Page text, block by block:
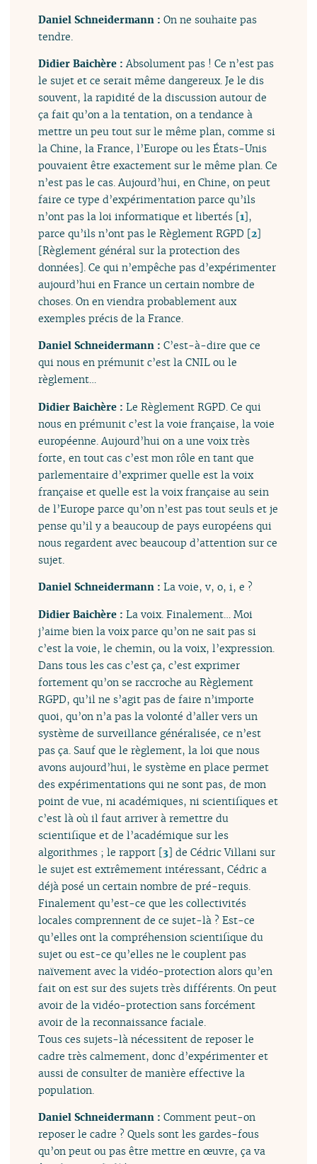
Daniel Schneidermann :On ne souhaite pas
tendre.
Didier Baichère :Absolument pas ! Ce n’est pas
le sujet et ce serait même dangereux. Je le dis
souvent, la rapidité de la discussion autour de
ça fait qu’on a la tentation, on a tendance à
mettre un peu tout sur le même plan, comme si
la Chine, la France, l’Europe ou les États-Unis
pouvaient être exactement sur le même plan. Ce
n’est pas le cas. Aujourd’hui, en Chine, on peut
faire ce type d’expérimentation parce qu’ils
n’ont pas la loi informatique et libertés [1],
parce qu’ils n’ont pas le Règlement RGPD [2]
[Règlement général sur la protection des
données]. Ce qui n’empêche pas d’expérimenter
aujourd’hui en France un certain nombre de
choses. On en viendra probablement aux
exemples précis de la France.
Daniel Schneidermann :C’est-à-dire que ce
qui nous en prémunit c’est la CNIL ou le
règlement…
Didier Baichère :Le Règlement RGPD. Ce qui
nous en prémunit c’est la voie française, la voie
européenne. Aujourd’hui on a une voix très
forte, en tout cas c’est mon rôle en tant que
parlementaire d’exprimer quelle est la voix
française et quelle est la voix française au sein
de l’Europe parce qu’on n’est pas tout seuls et je
pense qu’il y a beaucoup de pays européens qui
nous regardent avec beaucoup d’attention sur ce
sujet.
Daniel Schneidermann :La voie, v, o, i, e ?
Didier Baichère :La voix. Finalement… Moi
j’aime bien la voix parce qu’on ne sait pas si
c’est la voie, le chemin, ou la voix, l’expression.
Dans tous les cas c’est ça, c’est exprimer
fortement qu’on se raccroche au Règlement
RGPD, qu’il ne s’agit pas de faire n’importe
quoi, qu’on n’a pas la volonté d’aller vers un
système de surveillance généralisée, ce n’est
pas ça. Sauf que le règlement, la loi que nous
avons aujourd’hui, le système en place permet
des expérimentations qui ne sont pas, de mon
point de vue, ni académiques, ni scientifiques et
c’est là où il faut arriver à remettre du
scientifique et de l’académique sur les
algorithmes ; le rapport [3] de Cédric Villani sur
le sujet est extrêmement intéressant, Cédric a
déjà posé un certain nombre de pré-requis.
Finalement qu’est-ce que les collectivités
locales comprennent de ce sujet-là ? Est-ce
qu’elles ont la compréhension scientifique du
sujet ou est-ce qu’elles ne le couplent pas
naïvement avec la vidéo-protection alors qu’en
fait on est sur des sujets très différents. On peut
avoir de la vidéo-protection sans forcément
avoir de la reconnaissance faciale.
Tous ces sujets-là nécessitent de reposer le
cadre très calmement, donc d’expérimenter et
aussi de consulter de manière effective la
population.
Daniel Schneidermann :Comment peut-on
reposer le cadre ? Quels sont les gardes-fous
qu’on peut ou pas être mettre en œuvre, ça va